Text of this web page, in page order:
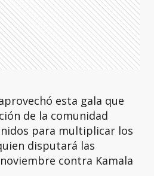
esta gala que
de la comunidad
para multiplicar los
disputará las
contra Kamala